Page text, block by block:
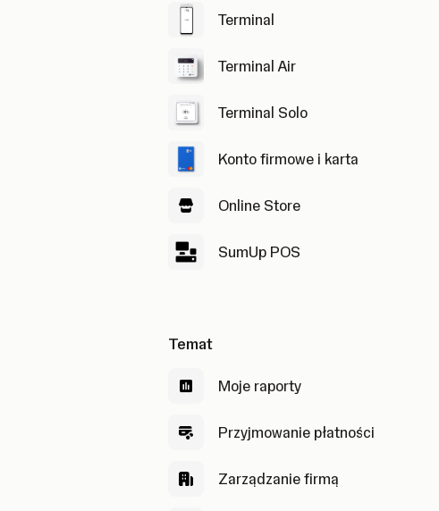
Terminal
Terminal Air
Terminal Solo
Konto firmowe i karta
Online Store
SumUp POS
Temat
Moje raporty
Przyjmowanie płatności
Zarządzanie firmą